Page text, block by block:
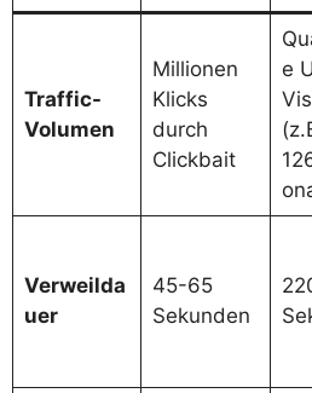
Traffic-
Volumen
Millionen
Klicks
durch
Clickbait
e
Verweilda
uer
45-65
Sekunden